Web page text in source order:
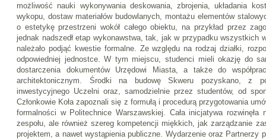
możliwość nauki wykonywania deskowania, zbrojenia, układania
wykopu, dostaw materiałów budowlanych, montażu elementów
o estetykę przestrzeni wokół całego obiektu, na przykład przez
jednak nadszedł etap wykonawstwa, tak, jak w przypadku wszystkich
należało podjąć kwestie formalne. Ze względu na rodzaj działki,
odpowiedniej jednostce. W tym miejscu, studenci mieli okazję do
dostarczenia dokumentów Urzędowi Miasta, a także do
architektonicznym. Środki na budowę Skweru pozyskano, z
inwestycyjnego Uczelni oraz, samodzielnie przez studentów, od
Członkowie Koła zapoznali się z formułą i procedurą przygotowania
formalności w Politechnice Warszawskiej. Cała inicjatywa
zespołu, ale również szereg kompetencji miękkich, jak zarządzanie
projektem, a nawet wystąpienia publiczne. Wydarzenie oraz Partnerzy